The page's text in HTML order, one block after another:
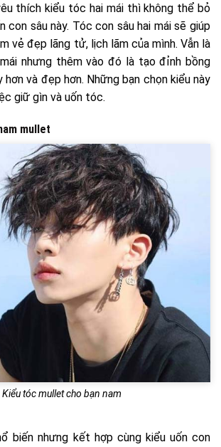
thích kiểu tóc hai mái thì không thể bỏ
con sâu này. Tóc con sâu hai mái sẽ giúp
vẻ đẹp lãng tử, lịch lãm của mình. Vẫn là
nhưng thêm vào đó là tạo đỉnh bồng
và đẹp hơn. Những bạn chọn kiểu này
giữ gìn và uốn tóc.
mullet
Kiểu tóc mullet cho bạn nam
biến nhưng kết hợp cùng kiểu uốn con